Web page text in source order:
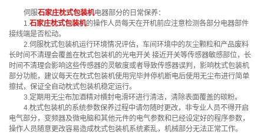
伺服石家庄枕式包装机电器部分的日常保养：
1.石家庄枕式包装机的操作人员每天在开机前应注意检测各部分电器部件
接线端是否松动。
2.伺服枕式包装机运行环境情况评估，车间环境中的灰尘颗粒和产品废料
长时间不清理会覆盖在枕式包装机的光电开关 接近开关等传感器敏感部位，长
时间不清理会影响这些传感器的灵敏度或者导致传感器误判，影响枕式包装机
部分功能，建议每天在枕式包装机使用完毕并停机断电后使用无尘布进行简单
擦拭，保证全自动枕式包装机稳定运行。
3.定期用无尘布加酒精对横封电滑环进行清洁，清除表面覆盖的碳粉。
4.枕式包装机的系统参数保养过程中请勿随时更改，非专业人员不得开启
电气部分，变频器及微电脑和其他元件的电气参数和已经设定好的程序参数，
操作人员随意更改容易造成枕式包装机系统紊乱，机械部分无法正常工作。